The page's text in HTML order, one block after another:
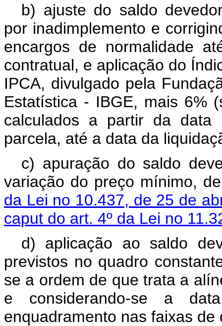
b) ajuste do saldo
por inadimplemento e
encargos de normalidade
contratual, e aplicação do
IPCA, divulgado pela
Estatística - IBGE, mais 6%
calculados a partir da data
parcela, até a data da
c) apuração do saldo
variação do preço mínimo,
da Lei no 10.437, de 25 de
caput do art. 4º da Lei no
d) aplicação ao saldo
previstos no quadro
se a ordem de que trata a
e considerando-se a
enquadramento nas faixas de